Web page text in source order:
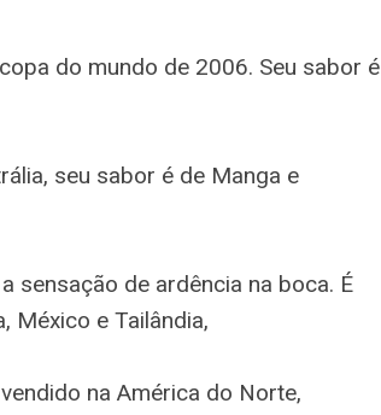
do mundo de 2006. Seu sabor é
seu sabor é de Manga e
sensação de ardência na boca. É
México e Tailândia,
na América do Norte,